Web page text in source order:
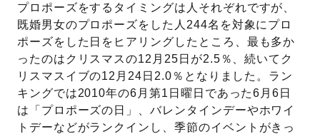
プロポーズをするタイミングは人それぞれですが、
既婚男女のプロポーズをした人244名を対象にプロ
ポーズをした日をヒアリングしたところ、最も多か
ったのはクリスマスの12月25日が2.5％、続いてク
リスマスイブの12月24日2.0％となりました。ラン
キングでは2010年の6月第1日曜日であった6月6日
は「プロポーズの日」、バレンタインデーやホワイ
トデーなどがランクインし、季節のイベントがきっ